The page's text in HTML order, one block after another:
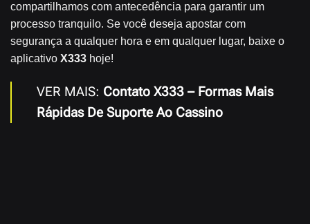
compartilhamos com antecedência para garantir um
processo tranquilo. Se você deseja apostar com
segurança a qualquer hora e em qualquer lugar, baixe o
aplicativo X333 hoje!
VER MAIS: Contato X333 – Formas Mais
Rápidas De Suporte Ao Cassino